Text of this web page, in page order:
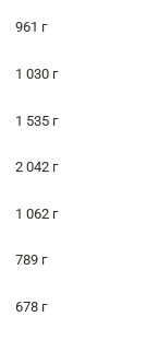
961 г
1 030 г
1 535 г
2 042 г
1 062 г
789 г
678 г